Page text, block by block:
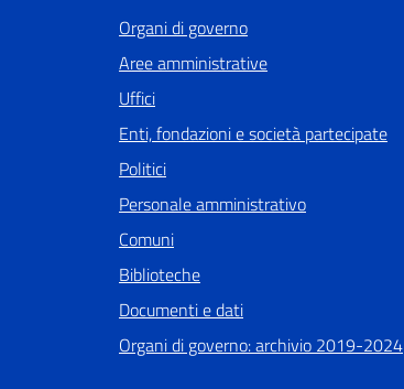
Organi di governo
Aree amministrative
Uffici
Enti, fondazioni e società partecipate
Politici
Personale amministrativo
Comuni
Biblioteche
Documenti e dati
Organi di governo: archivio 2019-2024